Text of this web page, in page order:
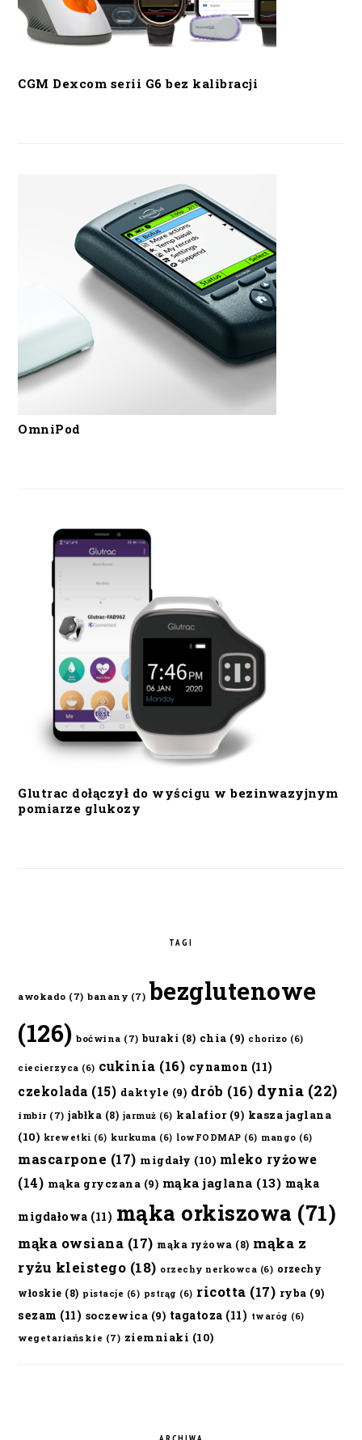
CGM Dexcom serii G6 bez kalibracji
OmniPod
Glutrac dołączył do wyścigu w bezinwazyjnym
pomiarze glukozy
TAGI
awokado (7) banany (7) bezglutenowe
(126) boćwina (7) buraki (8) chia (9) chorizo (6)
ciecierzyca (6) cukinia (16) cynamon (11)
czekolada (15) daktyle (9) drób (16) dynia (22)
imbir (7) jabłka (8) jarmuż (6) kalafior(9) kasza jaglana
(10) krewetki (6) kurkuma (6) lowFODMAP (6) mango (6)
mascarpone (17) migdały (10) mleko ryżowe
(14) mąka gryczana (9) mąka jaglana (13) mąka
migdałowa (11) mąka orkiszowa (71)
mąka owsiana (17) mąka ryżowa (8) mąka z
ryżu kleistego (18) orzechy nerkowca (6) orzechy
włoskie (8) pistacje (6) pstrąg (6) ricotta (17) ryba (9)
sezam (11) soczewica (9) tagatoza (11) twaróg (6)
wegetariańskie (7) ziemniaki (10)